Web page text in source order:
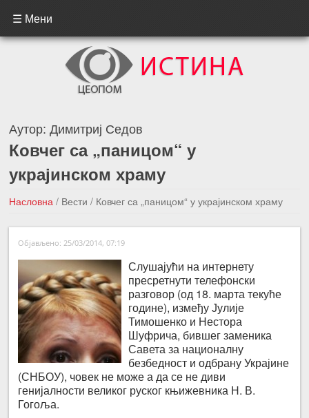
☰ Мени
Аутор:Димитриј Седов
Ковчег са „паницом“ у
украјинском храму
Насловна / Вести/ Ковчег са „паницом“ у украјинском храму
←Претходна вест
Следећа вест →
Објављено: 25/03/2014, 07:19
Слушајући на интернету
пресретнути телефонски
разговор (од 18. марта текуће
године), између Јулије
Тимошенко и Нестора
Шуфрича, бившег заменика
Савета за националну
безбедност и одбрану Украјине
(СНБОУ), човек не може а да се не диви
генијалности великог руског књижевника Н. В.
Гогоља.